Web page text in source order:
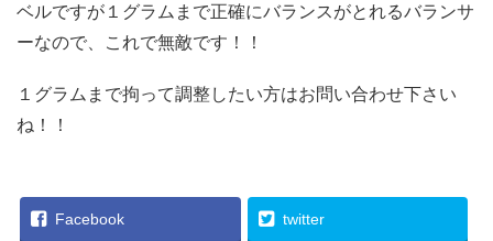
ベルですが１グラムまで正確にバランスがとれるバランサ
ーなので、これで無敵です！！
１グラムまで拘って調整したい方はお問い合わせ下さい
ね！！
Facebook twitter